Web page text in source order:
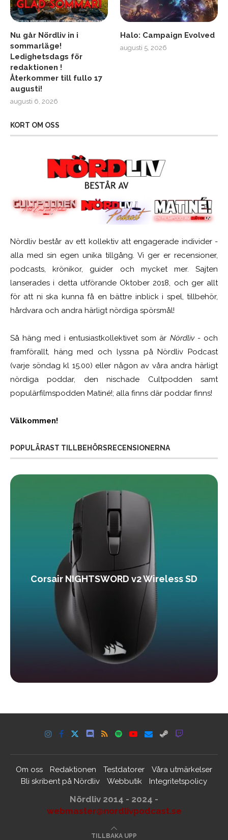
Nu går Nördliv in i
sommarläge!
Ledighetsdags för
redaktionen !
Återkommer till fullo 17
augusti!
augusti 6, 2026
Halo: Campaign Evolved
augusti 5, 2026
KORT OM OSS
Nördliv består av ett kollektiv att engagerade individer -
alla med sin egen unika tillgång. Vi ger er recensioner,
podcasts, krönikor, guider och mycket mer. Sajten
lanserades i detta utförande Oktober 2018, och ger allt
för att ni ska kunna få en bättre inblick i spel, tillbehör,
hårdvara och andra härligt nördiga spörsmål!
Så häng med i entusiastkollektivet som är Nördliv- och
framförallt, häng med och lyssna på Nördliv Podcast
(varje söndag kl 15.00) eller någon av våra andra härligt
nördiga poddar, den nischade Cultpodden samt
populärfilmspodden Matiné!; alla finns där poddar finns!
Välkommen!
POPULÄRAST TILLBEHÖRSRECENSIONERNA
Corsair NIGHTSWORD v2 Wireless SD
Om oss Redaktionen Testdatorer
Våra utmärkelser
Bli skribent på Nördliv
Webbutik Integritetspolicy
Nördliv 2014 - 2024 -
webmaster@nordlivpodcast.se
TILLBAKA UPP